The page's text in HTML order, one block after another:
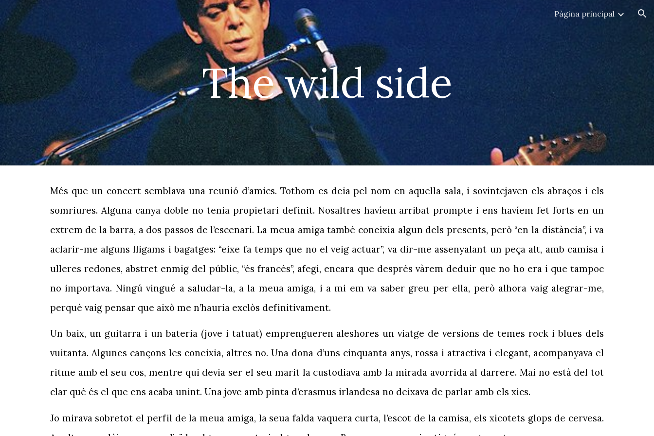
Skip to main content Pàgina principal
The wild side
Més que un concert semblava una reunió d’amics. Tothom es deia pel nom en aquella sala, i sovintejaven els abraços i els
somriures. Alguna canya doble no tenia propietari definit. Nosaltres havíem arribat prompte i ens havíem fet forts en un
extrem de la barra, a dos passos de l’escenari. La meua amiga també coneixia algun dels presents, però “en la distància”, i va
aclarir-me alguns lligams i bagatges: “eixe fa temps que no el veig actuar”, va dir-me assenyalant un peça alt, amb camisa i
ulleres redones, abstret enmig del públic, “és francés”, afegí, encara que després vàrem deduir que no ho era i que tampoc
no importava. Ningú vingué a saludar-la, a la meua amiga, i a mi em va saber greu per ella, però alhora vaig alegrar-me,
perquè vaig pensar que això me n’hauria exclòs definitivament.
Un baix, un guitarra i un bateria (jove i tatuat) emprengueren aleshores un viatge de versions de temes rock i blues dels
vuitanta. Algunes cançons les coneixia, altres no. Una dona d’uns cinquanta anys, rossa i atractiva i elegant, acompanyava el
ritme amb el seu cos, mentre qui devia ser el seu marit la custodiava amb la mirada avorrida al darrere. Mai no està del tot
clar què és el que ens acaba unint. Una jove amb pinta d’erasmus irlandesa no deixava de parlar amb els xics.
Jo mirava sobretot el perfil de la meua amiga, la seua falda vaquera curta, l’escot de la camisa, els xicotets glops de cervesa.